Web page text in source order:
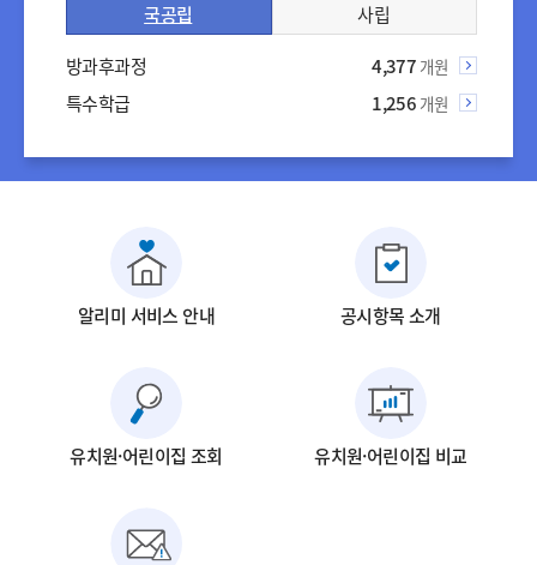
국공립
사립
유치원 국공립
방과후과정 4,377 개원
특수학급 1,256 개원
알리미 서비스 안내 공시항목 소개
유치원·어린이집 조회 유치원·어린이집 비교